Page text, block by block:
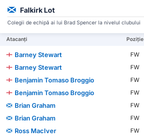
Falkirk Lot
Colegii de echipă ai lui Brad Spencer la nivelul clubului
Atacanți Poziție
Barney Stewart FW
Barney Stewart
FW
Benjamin Tomaso Broggio
FW
Benjamin Tomaso Broggio
FW
Brian Graham
FW
Brian Graham
FW
Ross MacIver
FW